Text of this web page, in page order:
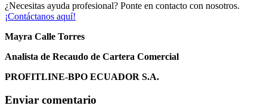
¿Necesitas ayuda profesional? Ponte en contacto con nosotros.
¡Contáctanos aquí!
Mayra Calle Torres
Analista de Recaudo de Cartera Comercial
PROFITLINE-BPO ECUADOR S.A.
Enviar comentario